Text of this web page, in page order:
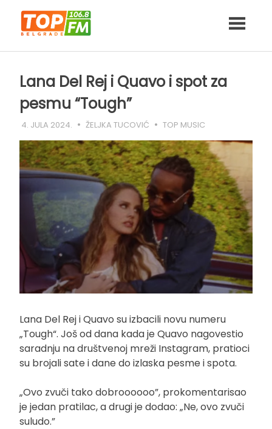
content
Lana Del Rej i Quavo i spot za
pesmu “Tough”
4. JULA 2024. ŽELJKA TUCOVIĆ TOP MUSIC
Lana Del Rej i Quavo su izbacili novu numeru
„Tough“. Još od dana kada je Quavo nagovestio
saradnju na društvenoj mreži Instagram, pratioci
su brojali sate i dane do izlaska pesme i spota.
„Ovo zvuči tako dobroooooo”, prokomentarisao
je jedan pratilac, a drugi je dodao: „Ne, ovo zvuči
suludo.”